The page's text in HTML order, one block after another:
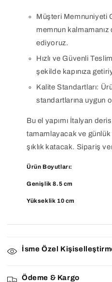
Müşteri Memnuniyeti
memnun kalmamanız
ediyoruz.
Hızlı ve Güvenli
şekilde kapınıza
Kalite Standartları:
standartlarına uygun
Bu el yapımı İtalyan
tamamlayacak ve günlük
şıklık katacak. Sipariş
Ürün Boyutları:
Genişlik 8.5 cm
Yükseklik 10 cm
İsme Özel
Ödeme & Kargo